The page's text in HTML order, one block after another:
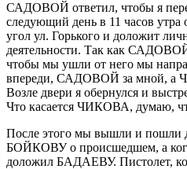
САДОВОЙ ответил, чтобы я
следующий день в 11 часов утра
угол ул. Горького и доложит
деятельности. Так как САДОВОЙ
чтобы мы ушли от него мы
впереди, САДОВОЙ за мной, а
Возле двери я обернулся и
Что касается ЧИКОВА, думаю,
После этого мы вышли и пошли
БОЙКОВУ о происшедшем, а
доложил БАДАЕВУ. Пистолет,